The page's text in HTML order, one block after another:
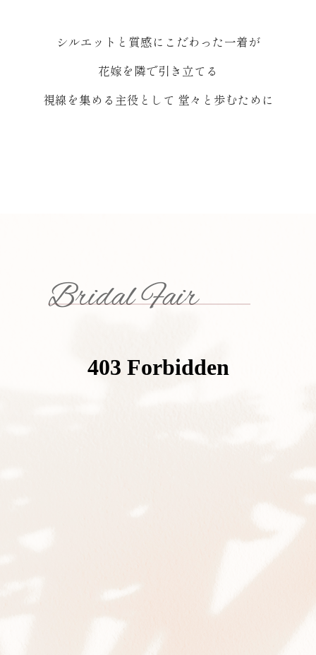
シルエットと質感にこだわった一着が
花嫁を隣で引き立てる
視線を集める主役として 堂々と歩むために
Bridal Fair